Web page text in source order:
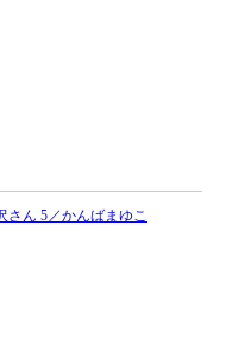
さん 5／かんばまゆこ